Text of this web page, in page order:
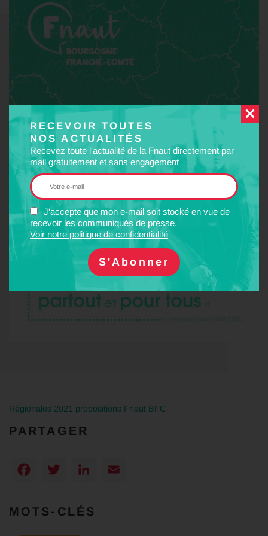
RECEVOIR TOUTES
NOS ACTUALITÉS
Recevez toute l'actualité de la Fnaut directement par
mail gratuitement et sans engagement
J'accepte que mon e-mail soit stocké en vue de
recevoir les communiqués de presse.
Voir notre politique de confidentialité
Régionales 2021 propositions Fnaut BFC
PARTAGER
Facebook
TwitterLinkedIn
MOTS-CLÉS